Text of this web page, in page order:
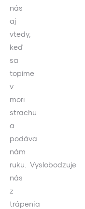
nás
aj
vtedy,
keď
sa
topíme
v
mori
strachu
a
podáva
nám
ruku. Vyslobodzuje
nás
z
trápenia